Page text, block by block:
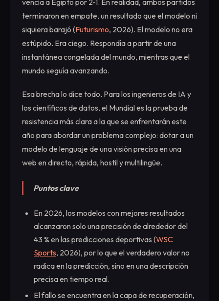
vencía a Egipto por 2-1. En realidad, ambos partidos
terminaron en empate, un resultado que el modelo ni
siquiera barajó (Futurismo, 2026). El modelo no era
estúpido. Era ciego. Respondía a partir de una
instantánea congelada del mundo, mientras que el
mundo seguía avanzando.
Esa brecha lo dice todo. Para los ingenieros de IA y
los científicos de datos, el Mundial es la prueba de
resistencia más clara a la que se enfrentarán este
año para abordar un problema complejo: dotar a un
modelo de lenguaje de una visión precisa en una
web en directo, rápida, hostil y multilingüe.
Puntos clave
En 2026, los modelos con mejores resultados
alcanzaron solo una precisión de alrededor del
43 % en las predicciones deportivas (WSC
Sports, 2026), por lo que el verdadero valor no
radica en la predicción, sino en una descripción
precisa en tiempo real.
El fallo se encuentra en la capa de recuperación,